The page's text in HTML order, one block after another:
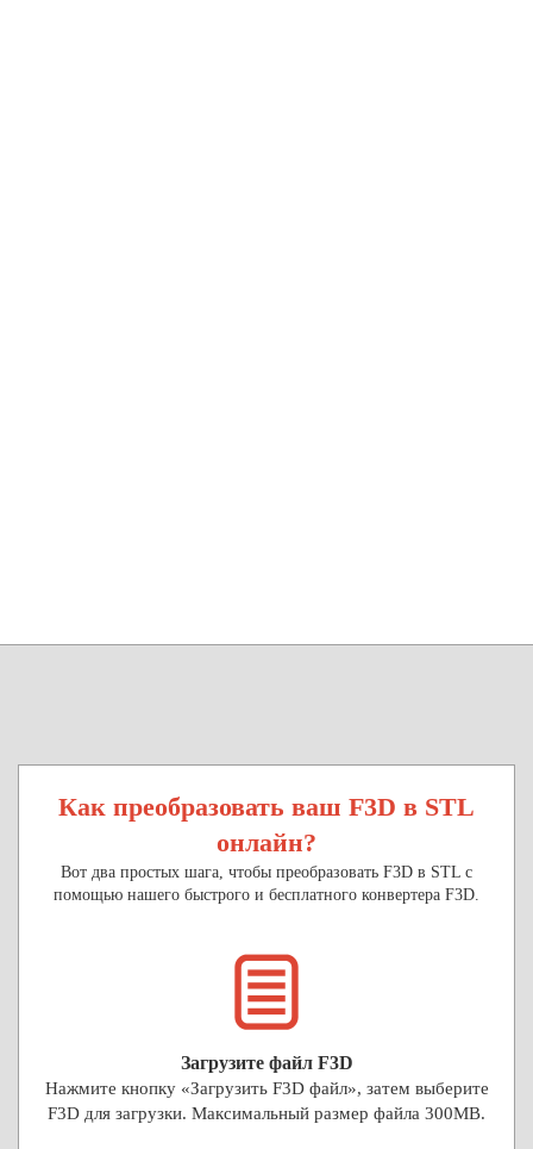
Как преобразовать ваш F3D в STL
онлайн?
Вот два простых шага, чтобы преобразовать F3D в STL с
помощью нашего быстрого и бесплатного конвертера F3D.
Загрузите файл F3D
Нажмите кнопку «Загрузить F3D файл», затем выберите
F3D для загрузки. Максимальный размер файла 300MB.